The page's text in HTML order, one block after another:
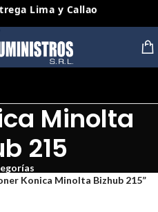
y Nuevos
Minolta
215
Konica Minolta Bizhub 215”